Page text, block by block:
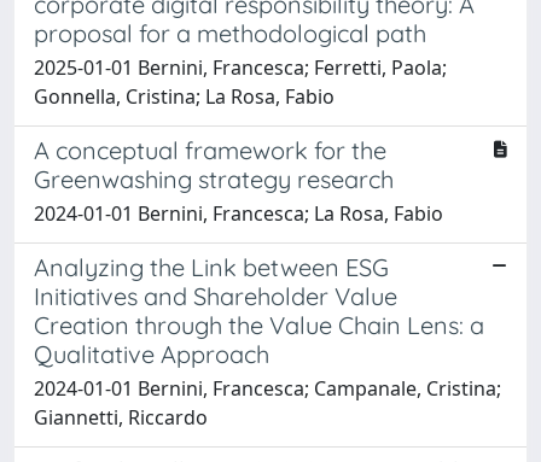
proposal for a methodological path
2025-01-01 Bernini, Francesca; Ferretti, Paola;
Gonnella, Cristina; La Rosa, Fabio
A conceptual framework for the
Greenwashing strategy research
2024-01-01 Bernini, Francesca; La Rosa, Fabio
Analyzing the Link between ESG
Initiatives and Shareholder Value
Creation through the Value Chain Lens: a
Qualitative Approach
2024-01-01 Bernini, Francesca; Campanale, Cristina;
Giannetti, Riccardo